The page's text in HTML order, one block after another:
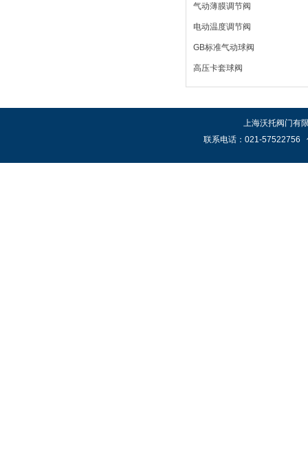
气动薄膜调节阀
电动温度调节阀
GB标准气动球阀
高压卡套球阀
上海沃托阀门
联系电话：021-57522756